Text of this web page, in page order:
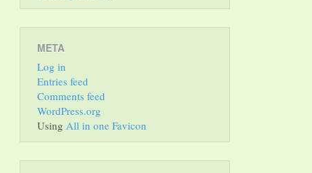
META
Log in
Entries feed
Comments feed
WordPress.org
Using All in one Favicon